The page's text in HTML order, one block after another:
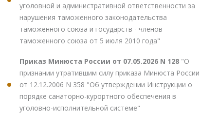
уголовной и административной ответственности за
нарушения таможенного законодательства
таможенного союза и государств - членов
таможенного союза от 5 июля 2010 года"
Приказ Минюста России от 07.05.2026 N 128 "О
признании утратившим силу приказа Минюста России
от 12.12.2006 N 358 "Об утверждении Инструкции о
порядке санаторно-курортного обеспечения в
уголовно-исполнительной системе"